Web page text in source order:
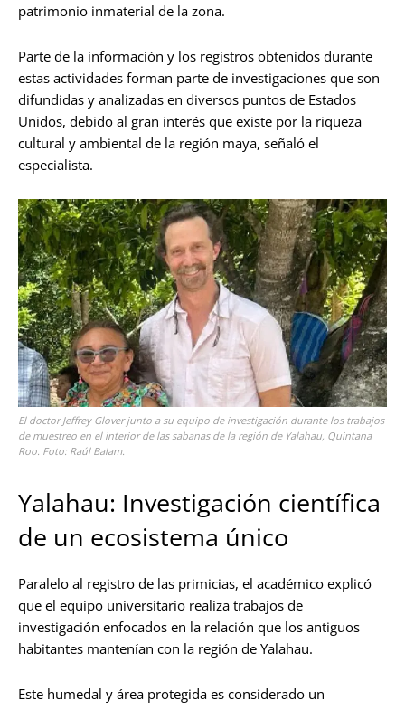
patrimonio inmaterial de la zona.
Parte de la información y los registros obtenidos durante
estas actividades forman parte de investigaciones que son
difundidas y analizadas en diversos puntos de Estados
Unidos, debido al gran interés que existe por la riqueza
cultural y ambiental de la región maya, señaló el
especialista.
El doctor Jeffrey Glover junto a su equipo de investigación durante los trabajos
de muestreo en el interior de las sabanas de la región de Yalahau, Quintana
Roo. Foto: Raúl Balam.
Yalahau: Investigación científica
de un ecosistema único
Paralelo al registro de las primicias, el académico explicó
que el equipo universitario realiza trabajos de
investigación enfocados en la relación que los antiguos
habitantes mantenían con la región de Yalahau.
Este humedal y área protegida es considerado un